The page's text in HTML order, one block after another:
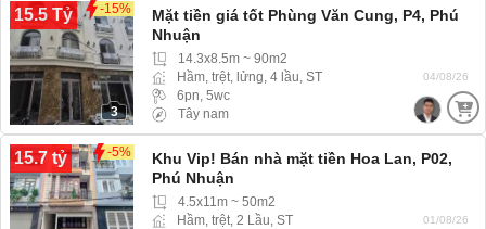
15.5 Tỷ -15%
3
Mặt tiền giá tốt Phùng Văn Cung, P4, Phú
Nhuận
14.3x8.5m ~ 90m2
Hầm, trệt, lửng, 4 lầu, ST
6pn, 5wc
Tây nam
04/08/26
15.7 tỷ -5%
Khu Vip! Bán nhà mặt tiền Hoa Lan, P02,
Phú Nhuận
4.5x11m ~ 50m2
Hầm, trệt, 2 Lầu, ST
01/08/26